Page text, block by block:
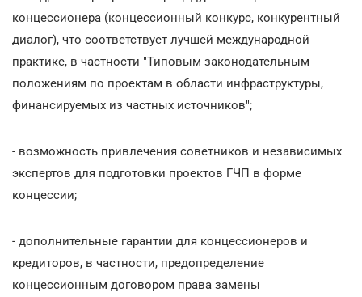
концессионера (концессионный конкурс, конкурентный
диалог), что соответствует лучшей международной
практике, в частности "Типовым законодательным
положениям по проектам в области инфраструктуры,
финансируемых из частных источников";
- возможность привлечения советников и независимых
экспертов для подготовки проектов ГЧП в форме
концессии;
- дополнительные гарантии для концессионеров и
кредиторов, в частности, предопределение
концессионным договором права замены